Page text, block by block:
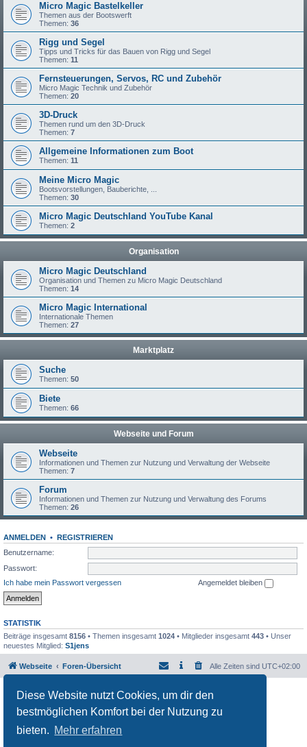
Diese Website nutzt Cookies, um dir den
bestmöglichen Komfort bei der Nutzung zu
bieten. Mehr erfahren
Micro Magic Bastelkeller
Themen aus der Bootswerft
Themen: 36
Rigg und Segel
Tipps und Tricks für das Bauen von Rigg und Segel
Themen: 11
Fernsteuerungen, Servos, RC und Zubehör
Micro Magic Technik und Zubehör
Themen: 20
3D-Druck
Themen rund um den 3D-Druck
Themen: 7
Allgemeine Informationen zum Boot
Themen: 11
Meine Micro Magic
Bootsvorstellungen, Bauberichte, ...
Themen: 30
Micro Magic Deutschland YouTube Kanal
Themen: 2
Organisation
Micro Magic Deutschland
Organisation und Themen zu Micro Magic Deutschland
Themen: 14
Micro Magic International
Internationale Themen
Themen: 27
Marktplatz
Suche
Themen: 50
Biete
Themen: 66
Webseite und Forum
Webseite
Informationen und Themen zur Nutzung und Verwaltung der Webseite
Themen: 7
Forum
Informationen und Themen zur Nutzung und Verwaltung des Forums
Themen: 26
ANMELDEN •
REGISTRIEREN
Benutzername:
Passwort:
Ich habe mein Passwort vergessen
Angemeldet bleiben
STATISTIK
Beiträge insgesamt 8156 • Themen insgesamt 1024 • Mitglieder insgesamt 443 • Unser
neuestes Mitglied: S1jens
Webseite Foren-Übersicht Alle Zeiten sind UTC+02:00
Powered by phpBB
® Forum Software © phpBB Limited
Datenschutz|Nutzungsbedingungen